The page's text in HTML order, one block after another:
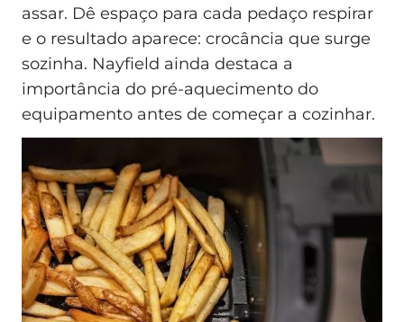
assar. Dê espaço para cada pedaço respirar
e o resultado aparece: crocância que surge
sozinha. Nayfield ainda destaca a
importância do pré‑aquecimento do
equipamento antes de começar a cozinhar.